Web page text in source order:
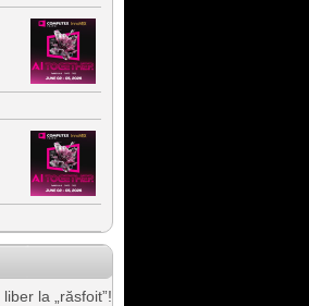
la „răsfoit”!